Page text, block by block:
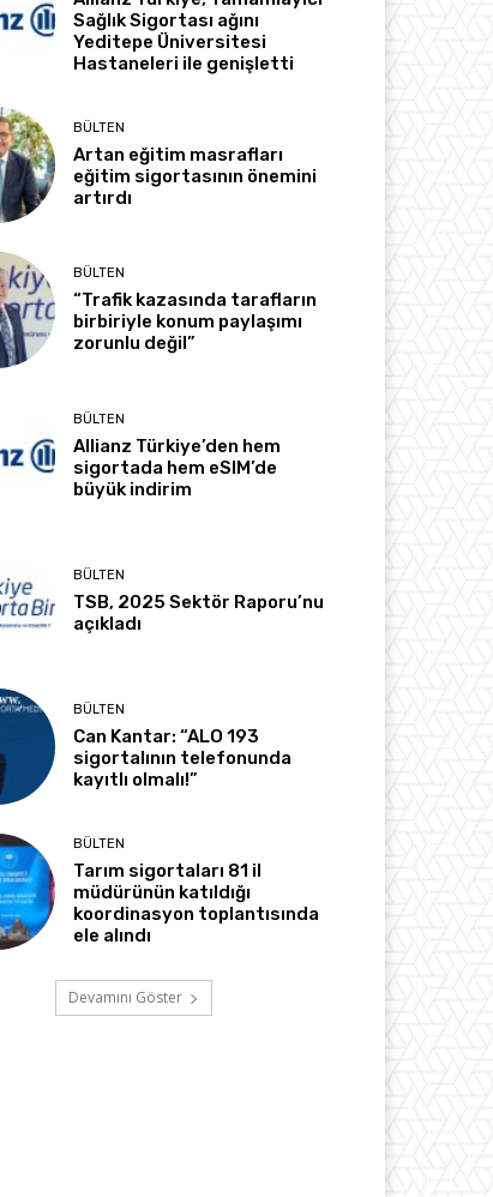
Sağlık Sigortası ağını
Yeditepe Üniversitesi
Hastaneleri ile genişletti
BÜLTEN
Artan eğitim masrafları
eğitim sigortasının önemini
artırdı
BÜLTEN
“Trafik kazasında tarafların
birbiriyle konum paylaşımı
zorunlu değil”
BÜLTEN
Allianz Türkiye’den hem
sigortada hem eSIM’de
büyük indirim
BÜLTEN
TSB, 2025 Sektör Raporu’nu
açıkladı
BÜLTEN
Can Kantar: “ALO 193
sigortalının telefonunda
kayıtlı olmalı!”
BÜLTEN
Tarım sigortaları 81 il
müdürünün katıldığı
koordinasyon toplantısında
ele alındı
Devamını Göster